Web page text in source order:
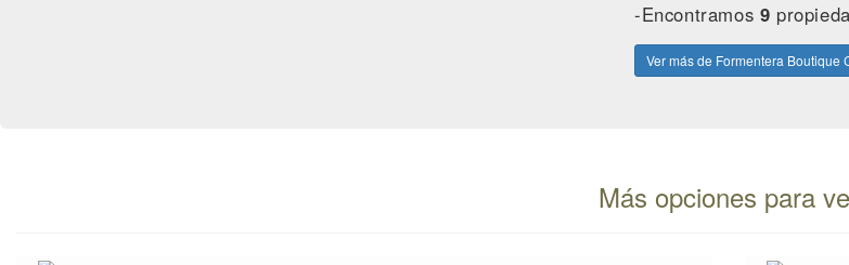
-Encontramos 9
Ver más de Formentera Boutique
Más opciones para